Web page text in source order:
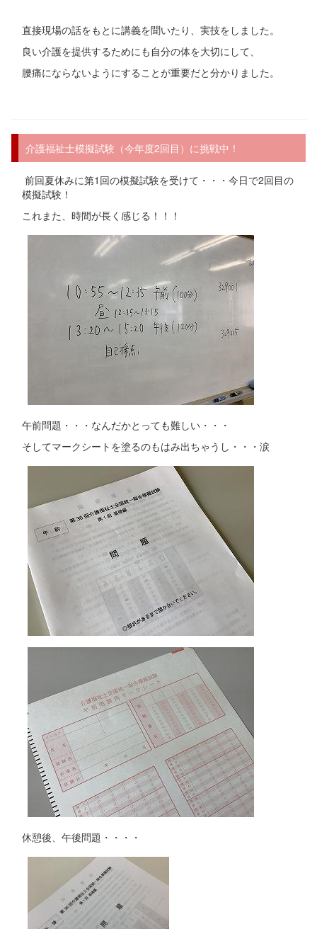
直接現場の話をもとに講義を聞いたり、実技をしました。
良い介護を提供するためにも自分の体を大切にして、
腰痛にならないようにすることが重要だと分かりました。
介護福祉士模擬試験（今年度2回目）に挑戦中！
前回夏休みに第1回の模擬試験を受けて・・・今日で2回目の
模擬試験！
これまた、時間が長く感じる！！！
午前問題・・・なんだかとっても難しい・・・
そしてマークシートを塗るのもはみ出ちゃうし・・・涙
休憩後、午後問題・・・・